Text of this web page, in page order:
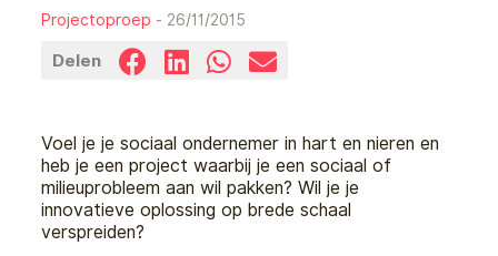
Projectoproep - 26/11/2015
Delen
Voel je je sociaal ondernemer in hart en nieren en
heb je een project waarbij je een sociaal of
milieuprobleem aan wil pakken? Wil je je
innovatieve oplossing op brede schaal
verspreiden?